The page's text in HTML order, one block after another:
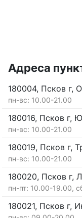
Адреса
180004, Псков г,
пн-вс: 10.00-21.00
180016, Псков г,
пн-вс: 10.00-21.00
180019, Псков г,
пн-вс: 10.00-21.00
180020, Псков г,
пн-пт: 10.00-19.00,
180021, Псков г,